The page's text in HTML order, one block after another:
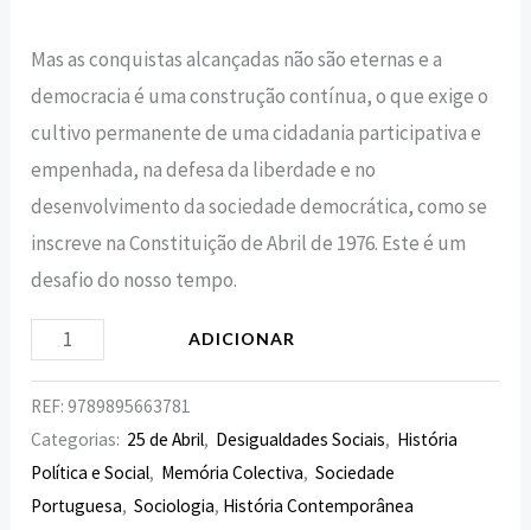
Mas as conquistas alcançadas não são eternas e a
democracia é uma construção contínua, o que exige o
cultivo permanente de uma cidadania participativa e
empenhada, na defesa da liberdade e no
desenvolvimento da sociedade democrática, como se
inscreve na Constituição de Abril de 1976. Este é um
desafio do nosso tempo.
ADICIONAR
REF:9789895663781
Categorias: 25 de Abril, Desigualdades Sociais, História
Política e Social, Memória Colectiva, Sociedade
Portuguesa, Sociologia, História Contemporânea